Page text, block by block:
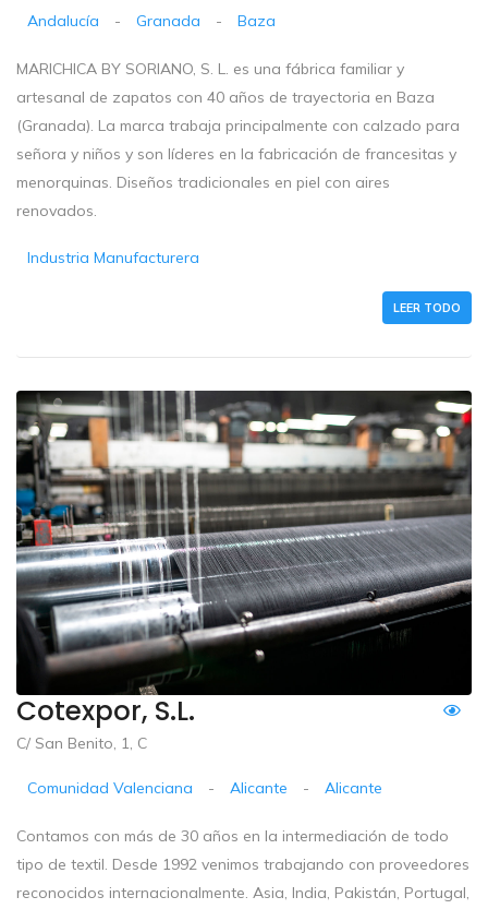
Andalucía - Granada - Baza
MARICHICA BY SORIANO, S. L. es una fábrica familiar y
artesanal de zapatos con 40 años de trayectoria en Baza
(Granada). La marca trabaja principalmente con calzado para
señora y niños y son líderes en la fabricación de francesitas y
menorquinas. Diseños tradicionales en piel con aires
renovados.
Industria Manufacturera
LEER TODO
Cotexpor, S.L.
C/ San Benito, 1, C
Comunidad Valenciana - Alicante - Alicante
Contamos con más de 30 años en la intermediación de todo
tipo de textil. Desde 1992 venimos trabajando con proveedores
reconocidos internacionalmente. Asia, India, Pakistán, Portugal,